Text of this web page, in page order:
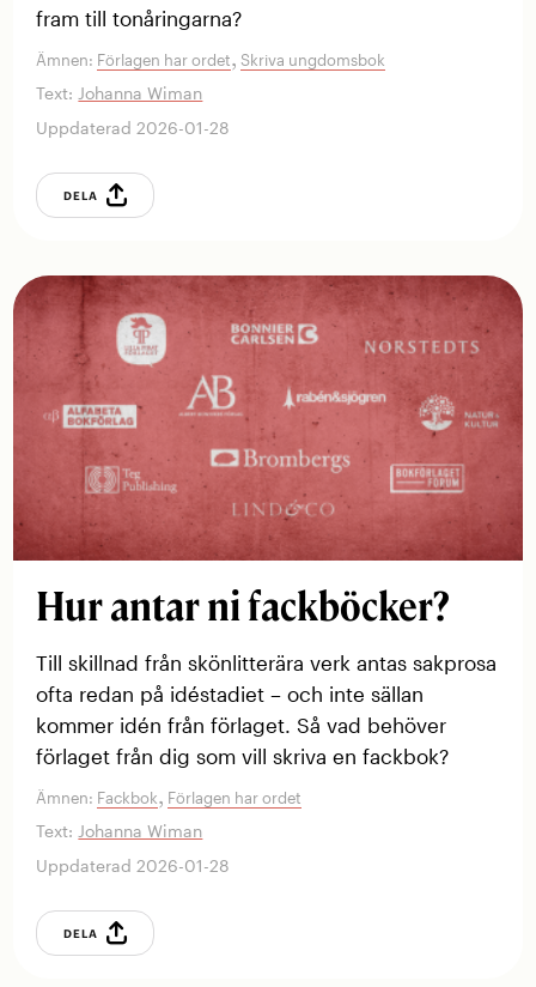
fram till tonåringarna?
Ämnen: Förlagen har ordet,Skriva ungdomsbok
Text: Johanna Wiman
Uppdaterad 2026-01-28
DELA
Hur antar ni fackböcker?
Till skillnad från skönlitterära verk antas sakprosa
ofta redan på idéstadiet – och inte sällan
kommer idén från förlaget. Så vad behöver
förlaget från dig som vill skriva en fackbok?
Ämnen: Fackbok, Förlagen har ordet
Text: Johanna Wiman
Uppdaterad 2026-01-28
DELA